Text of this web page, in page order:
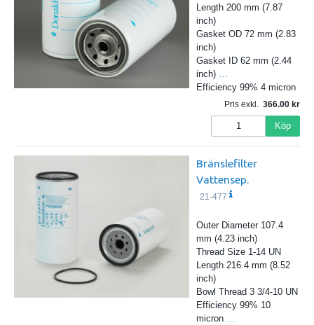
Length 200 mm (7.87
inch)
Gasket OD 72 mm (2.83
inch)
Gasket ID 62 mm (2.44
inch)
Efficiency 99% 4 micron
Pris exkl. 366.00
Köp
Bränslefilter
Vattensep.
21-477
Outer Diameter 107.4
mm (4.23 inch)
Thread Size 1-14 UN
Length 216.4 mm (8.52
inch)
Bowl Thread 3 3/4-10 UN
Efficiency 99% 10
micron …